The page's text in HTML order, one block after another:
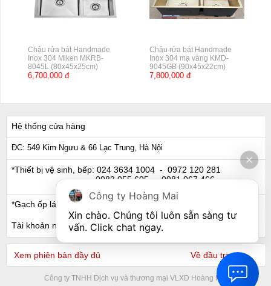
Chậu rửa bát Handmade
Inox 304 Miken MKRB-
8045L (80x45x25cm)
6,700,000 đ
Chậu rửa bát Handmade
Inox 304 mạ vàng KMD-
9045GB (90x45x22cm)
7,800,000 đ
Hệ thống cửa hàng
ĐC: 549 Kim Ngưu & 66 Lạc Trung, Hà Nội
*Thiết bị vệ sinh, bếp: 024 3634 1004 - 0972 120 281
0983 055 605- 0981 067 466
*Gạch ốp lát, Ngói: 024 3632 0280 - 0911 441 066
Tài khoản ngân hàng
Xem phiên bản đầy đủ Về đầu trang
Công ty TNHH Dịch vụ và thương mại VLXD Hoàng Mai
Công ty Hoàng Mai
Xin chào. Chúng tôi luôn sẵn sàng tư
vấn. Click chat ngay.